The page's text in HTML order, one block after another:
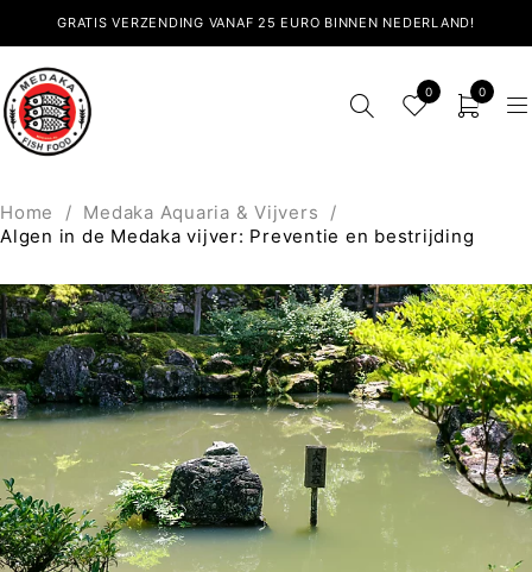
GRATIS VERZENDING VANAF 25 EURO BINNEN NEDERLAND!
0 0
Home / Medaka Aquaria & Vijvers
/
Algen in de Medaka vijver: Preventie en bestrijding